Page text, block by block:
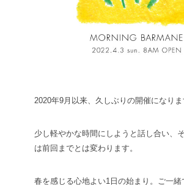
2020年9月以来、久しぶりの開催になりま
少し軽やかな時間にしようと話し合い、
は前回までとは変わります。
春を感じる心地よい1日の始まり。
ご一